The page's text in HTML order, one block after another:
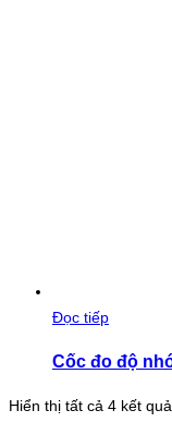
Đọc tiếp
Cốc đo độ
Hiển thị tất cả 4 kết quả